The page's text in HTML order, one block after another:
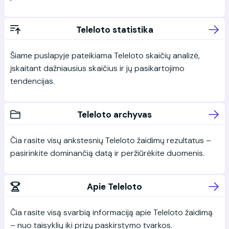
Teleloto statistika
Šiame puslapyje pateikiama Teleloto skaičių analizė,
įskaitant dažniausius skaičius ir jų pasikartojimo
tendencijas.
Teleloto archyvas
Čia rasite visų ankstesnių Teleloto žaidimų rezultatus –
pasirinkite dominančią datą ir peržiūrėkite duomenis.
Apie Teleloto
Čia rasite visą svarbią informaciją apie Teleloto žaidimą
– nuo taisyklių iki prizų paskirstymo tvarkos.